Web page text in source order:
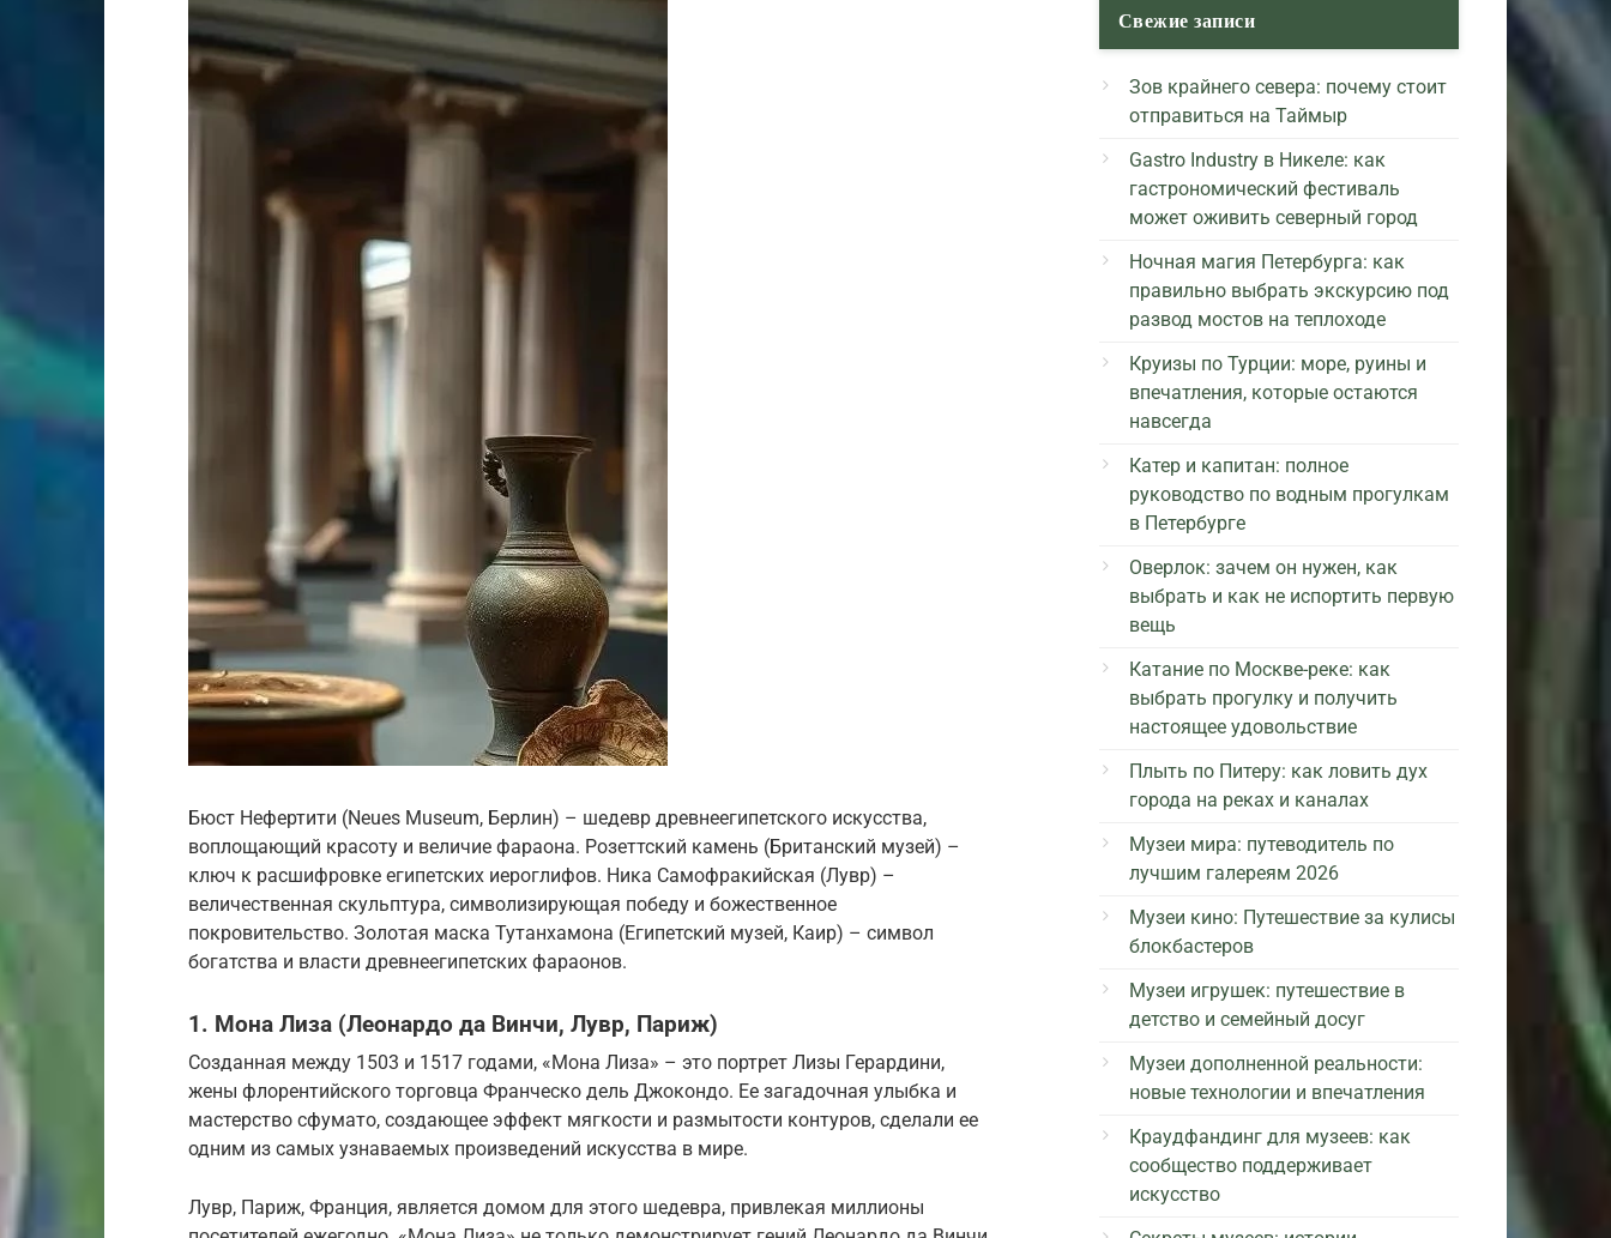
Бюст Нефертити (Neues Museum, Берлин) – шедевр древнеегипетского искусства,
воплощающий красоту и величие фараона. Розеттский камень (Британский музей) –
ключ к расшифровке египетских иероглифов. Ника Самофракийская (Лувр) –
величественная скульптура, символизирующая победу и божественное
покровительство. Золотая маска Тутанхамона (Египетский музей, Каир) – символ
богатства и власти древнеегипетских фараонов.
1. Мона Лиза (Леонардо да Винчи, Лувр, Париж)
Созданная между 1503 и 1517 годами, «Мона Лиза» – это портрет Лизы Герардини,
жены флорентийского торговца Франческо дель Джокондо. Ее загадочная улыбка и
мастерство сфумато, создающее эффект мягкости и размытости контуров, сделали ее
одним из самых узнаваемых произведений искусства в мире.
Лувр, Париж, Франция, является домом для этого шедевра, привлекая миллионы
Свежие записи
Зов крайнего севера: почему стоит
отправиться на Таймыр
Gastro Industry в Никеле: как
гастрономический фестиваль
может оживить северный город
Ночная магия Петербурга: как
правильно выбрать экскурсию под
развод мостов на теплоходе
Круизы по Турции: море, руины и
впечатления, которые остаются
навсегда
Катер и капитан: полное
руководство по водным прогулкам
в Петербурге
Оверлок: зачем он нужен, как
выбрать и как не испортить первую
вещь
Катание по Москве-реке: как
выбрать прогулку и получить
настоящее удовольствие
Плыть по Питеру: как ловить дух
города на реках и каналах
Музеи мира: путеводитель по
лучшим галереям 2026
Музеи кино: Путешествие за кулисы
блокбастеров
Музеи игрушек: путешествие в
детство и семейный досуг
Музеи дополненной реальности:
новые технологии и впечатления
Краудфандинг для музеев: как
сообщество поддерживает
искусство